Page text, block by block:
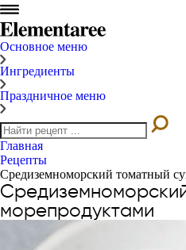
Основное меню
Ингредиенты
Праздничное меню
Главная
Рецепты
Средиземноморский томатный
морепродуктами